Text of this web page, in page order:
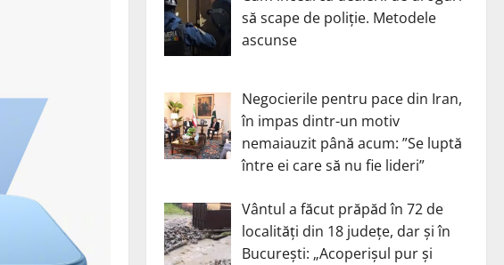
să scape de poliție. Metodele
ascunse
Negocierile pentru pace din Iran,
în impas dintr-un motiv
nemaiauzit până acum: ”Se luptă
între ei care să nu fie lideri”
Vântul a făcut prăpăd în 72 de
localități din 18 județe, dar și în
București: „Acoperișul pur și